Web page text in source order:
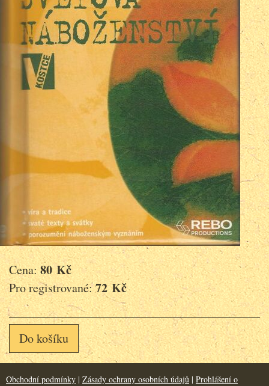
Cena:80 Kč
Pro registrované:72 Kč
Do košíku
Obchodní podmínky | Zásady ochrany osobních údajů | Prohlášení o